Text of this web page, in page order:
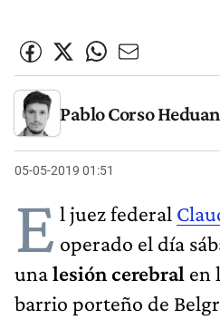
Pablo Corso Heduan
05-05-2019 01:51
E l juez federal
operado el día
unalesión cerebral en
barrio porteño de